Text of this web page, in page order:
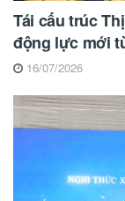
Tái cấu trúc
động lực mới
16/07/2026